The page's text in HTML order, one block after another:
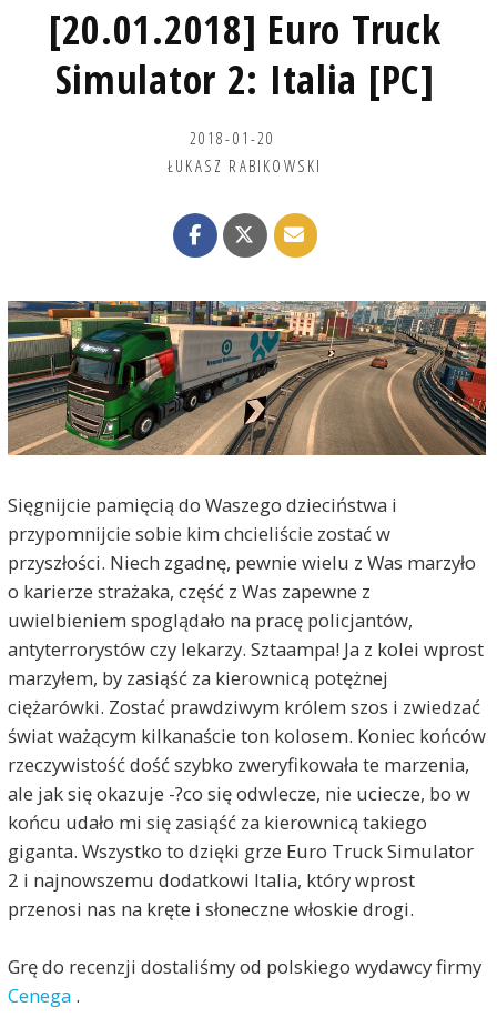
[20.01.2018] Euro Truck
Simulator 2: Italia [PC]
2018-01-20
ŁUKASZ RABIKOWSKI
Sięgnijcie pamięcią do Waszego dzieciństwa i
przypomnijcie sobie kim chcieliście zostać w
przyszłości. Niech zgadnę, pewnie wielu z Was marzyło
o karierze strażaka, część z Was zapewne z
uwielbieniem spoglądało na pracę policjantów,
antyterrorystów czy lekarzy. Sztaampa! Ja z kolei wprost
marzyłem, by zasiąść za kierownicą potężnej
ciężarówki. Zostać prawdziwym królem szos i zwiedzać
świat ważącym kilkanaście ton kolosem. Koniec końców
rzeczywistość dość szybko zweryfikowała te marzenia,
ale jak się okazuje -?co się odwlecze, nie uciecze, bo w
końcu udało mi się zasiąść za kierownicą takiego
giganta. Wszystko to dzięki grze Euro Truck Simulator
2 i najnowszemu dodatkowi Italia, który wprost
przenosi nas na kręte i słoneczne włoskie drogi.
Grę do recenzji dostaliśmy od polskiego wydawcy firmy
Cenega.